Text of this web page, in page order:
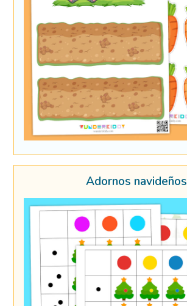
Adornos navideños